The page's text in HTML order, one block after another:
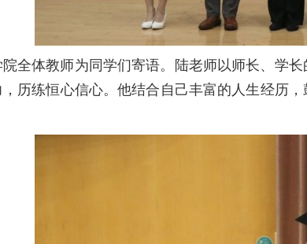
体教师为同学们寄语。陆老师以师长、学长
历练恒心信心。他结合自己丰富的人生经历